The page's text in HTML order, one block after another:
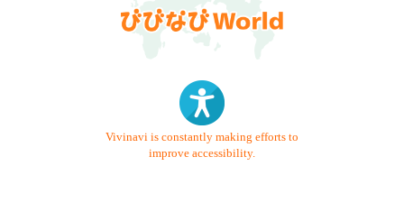
Vivinavi is constantly making efforts to
improve accessibility.